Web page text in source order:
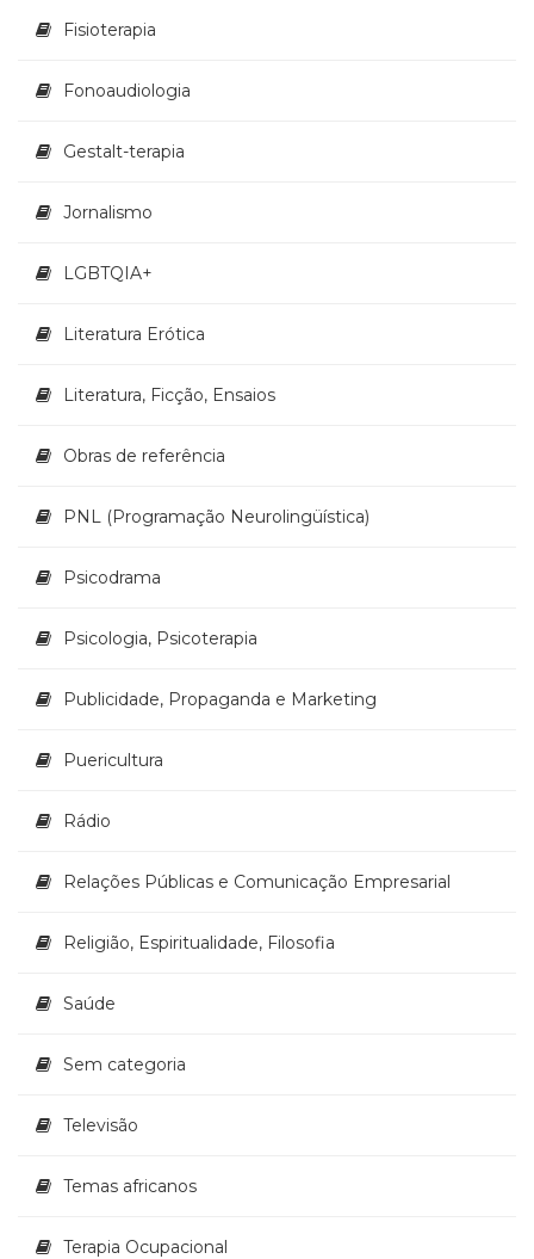
(22)
africanos
Terapia
Treinamento
RH
Turismo
Prática
Fisioterapia
Fonoaudiologia
Gestalt-terapia
Jornalismo
LGBTQIA+
Literatura Erótica
Literatura, Ficção, Ensaios
Obras de referência
PNL (Programação Neurolingüística)
Psicodrama
Psicologia, Psicoterapia
Publicidade, Propaganda e Marketing
Puericultura
Rádio
Relações Públicas e Comunicação Empresarial
Religião, Espiritualidade, Filosofia
Saúde
Sem categoria
Televisão
Temas africanos
Terapia Ocupacional